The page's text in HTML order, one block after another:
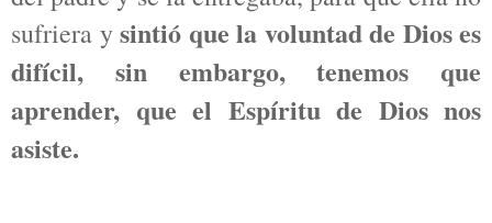
sufriera ysintió que la voluntad de Dios es
difícil, sin embargo, tenemos que
aprender, que el Espíritu de Dios nos
asiste.